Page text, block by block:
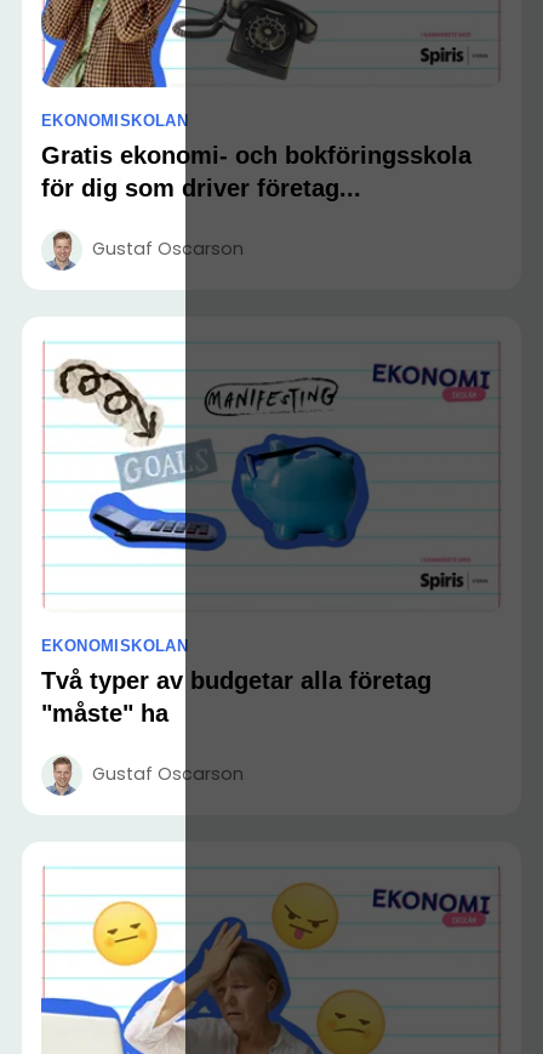
EKONOMISKOLAN
Gratis ekonomi- och bokföringsskola
för dig som driver företag...
Gustaf Oscarson
EKONOMISKOLAN
Två typer av budgetar alla företag
"måste" ha
Gustaf Oscarson